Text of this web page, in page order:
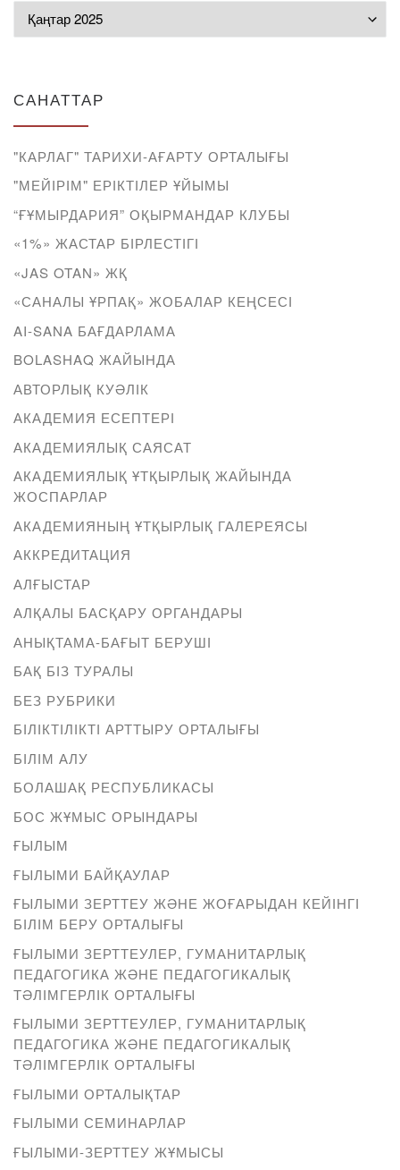
САНАТТАР
"КАРЛАГ" ТАРИХИ-АҒАРТУ ОРТАЛЫҒЫ
"МЕЙІРІМ" ЕРІКТІЛЕР ҰЙЫМЫ
“ҒҰМЫРДАРИЯ” ОҚЫРМАНДАР КЛУБЫ
«1%» ЖАСТАР БІРЛЕСТІГІ
«JAS OTAN» ЖҚ
«САНАЛЫ ҰРПАҚ» ЖОБАЛАР КЕҢСЕСІ
AI-SANA БАҒДАРЛАМА
BOLASHAQ ЖАЙЫНДА
АВТОРЛЫҚ КУӘЛІК
АКАДЕМИЯ ЕСЕПТЕРІ
АКАДЕМИЯЛЫҚ САЯСАТ
АКАДЕМИЯЛЫҚ ҰТҚЫРЛЫҚ ЖАЙЫНДА
ЖОСПАРЛАР
АКАДЕМИЯНЫҢ ҰТҚЫРЛЫҚ ГАЛЕРЕЯСЫ
АККРЕДИТАЦИЯ
АЛҒЫСТАР
АЛҚАЛЫ БАСҚАРУ ОРГАНДАРЫ
АНЫҚТАМА-БАҒЫТ БЕРУШІ
БАҚ БІЗ ТУРАЛЫ
БЕЗ РУБРИКИ
БІЛІКТІЛІКТІ АРТТЫРУ ОРТАЛЫҒЫ
БІЛІМ АЛУ
БОЛАШАҚ РЕСПУБЛИКАСЫ
БОС ЖҰМЫС ОРЫНДАРЫ
ҒЫЛЫМ
ҒЫЛЫМИ БАЙҚАУЛАР
ҒЫЛЫМИ ЗЕРТТЕУ ЖӘНЕ ЖОҒАРЫДАН КЕЙІНГІ
БІЛІМ БЕРУ ОРТАЛЫҒЫ
ҒЫЛЫМИ ЗЕРТТЕУЛЕР, ГУМАНИТАРЛЫҚ
ПЕДАГОГИКА ЖӘНЕ ПЕДАГОГИКАЛЫҚ
ТӘЛІМГЕРЛІК ОРТАЛЫҒЫ
ҒЫЛЫМИ ЗЕРТТЕУЛЕР, ГУМАНИТАРЛЫҚ
ПЕДАГОГИКА ЖӘНЕ ПЕДАГОГИКАЛЫҚ
ТӘЛІМГЕРЛІК ОРТАЛЫҒЫ
ҒЫЛЫМИ ОРТАЛЫҚТАР
ҒЫЛЫМИ СЕМИНАРЛАР
ҒЫЛЫМИ-ЗЕРТТЕУ ЖҰМЫСЫ